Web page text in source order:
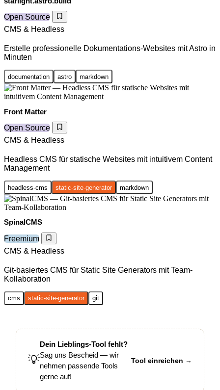
Open Source
CMS & Headless
Erstelle professionelle Dokumentations-Websites mit Astro in
Minuten
documentation astro markdown
Front Matter
Open Source
CMS & Headless
Headless CMS für statische Websites mit intuitivem Content
Management
headless-cms static-site-generator markdown
SpinalCMS
Freemium
CMS & Headless
Git-basiertes CMS für Static Site Generators mit Team-
Kollaboration
cms static-site-generator git
💡
Dein Lieblings-Tool fehlt?
Sag uns Bescheid — wir
nehmen passende Tools
gerne auf!
Tool einreichen →